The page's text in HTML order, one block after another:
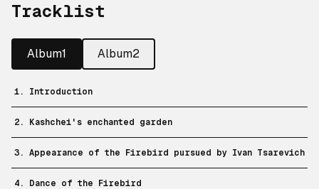
Tracklist
Album1 Album2
1. Introduction
2. Kashchei's enchanted garden
3. Appearance of the Firebird pursued by Ivan Tsarevich
4. Dance of the Firebird